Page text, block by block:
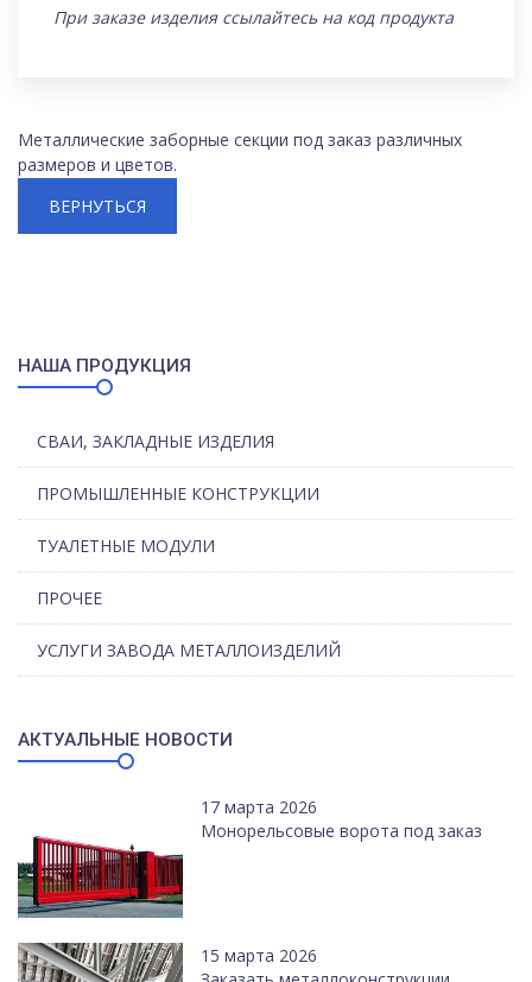
При заказе изделия ссылайтесь на код продукта
Металлические заборные секции под заказ различных
размеров и цветов.
ВЕРНУТЬСЯ
НАША ПРОДУКЦИЯ
СВАИ, ЗАКЛАДНЫЕ ИЗДЕЛИЯ
ПРОМЫШЛЕННЫЕ КОНСТРУКЦИИ
ТУАЛЕТНЫЕ МОДУЛИ
ПРОЧЕЕ
УСЛУГИ ЗАВОДА МЕТАЛЛОИЗДЕЛИЙ
АКТУАЛЬНЫЕ НОВОСТИ
17 марта 2026
Монорельсовые ворота под заказ
15 марта 2026